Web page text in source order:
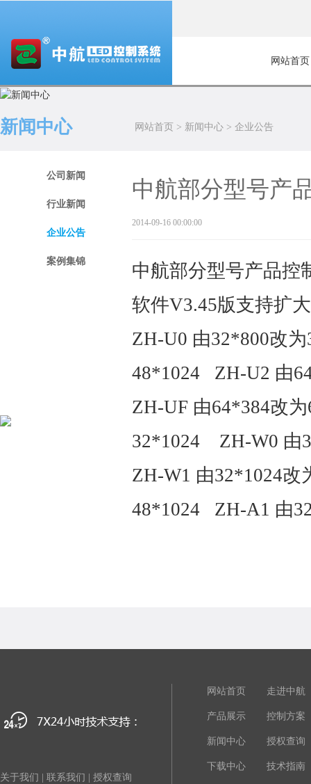
网站首页
新闻中心 网站首页 > 新闻中心 > 企业公告
公司新闻
行业新闻
企业公告
案例集锦
中航部分型号产
2014-09-16 00:00:00
中航部分型号产品控
软件V3.45版支持扩
ZH-U0 由32*800改
48*1024 ZH-U2 由
ZH-UF 由64*384改
32*1024 ZH-W0 由
ZH-W1 由32*1024改
48*1024 ZH-A1 由
关于我们 联系我们 授权查询
网站首页 走进中航
产品展示 控制方案
新闻中心 授权查询
下载中心 技术指南